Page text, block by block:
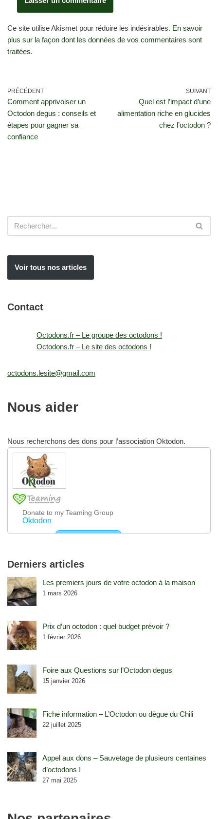
Ce site utilise Akismet pour réduire les indésirables. En savoir
plus sur la façon dont les données de vos commentaires sont
traitées.
PRÉCÉDENT
Comment apprivoiser un
Octodon degus : conseils et
étapes pour gagner sa
confiance
SUIVANT
Quel est l’impact d’une
alimentation riche en glucides
chez l’octodon ?
Voir tous nos articles
Contact
Octodons.fr – Le groupe des octodons !
Octodons.fr – Le site des octodons !
octodons.lesite@gmail.com
Nous aider
Nous recherchons des dons pour l’association Oktodon.
Derniers articles
Les premiers jours de votre octodon à la maison
1 mars 2026
Prix d’un octodon : quel budget prévoir ?
1 février 2026
Foire aux Questions sur l’Octodon degus
15 janvier 2026
Fiche information – L’Octodon ou dègue du Chili
22 juillet 2025
Appel aux dons – Sauvetage de plusieurs centaines
d’octodons !
27 mai 2025